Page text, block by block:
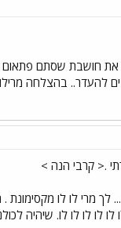
חושבת שסתם פתאום
להעדר.. בהצלחה
.< קרבי הנה >
לך מרי לו לו
לו לו לו לו לו. שיהיה